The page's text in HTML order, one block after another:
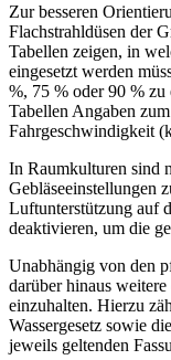
Zur besseren
Flachstrahldüsen der
Tabellen zeigen, in
eingesetzt werden
%, 75 % oder 90 % zu
Tabellen Angaben
Fahrgeschwindigkeit
In Raumkulturen sind
Gebläseeinstellungen
Luftunterstützung auf
deaktivieren, um die
Unabhängig von den
darüber hinaus
einzuhalten. Hierzu
Wassergesetz sowie
jeweils geltenden